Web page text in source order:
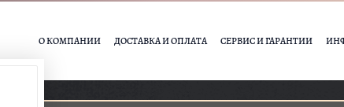
О КОМПАНИИ ДОСТАВКА И ОПЛАТА СЕРВИС И ГАРАНТИИ